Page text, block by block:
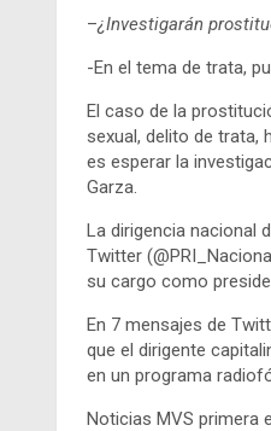
–¿Investigarán
-En el tema de trata,
El caso de la
sexual, delito de trata,
es esperar la
Garza.
La dirigencia nacional
Twitter
su cargo como
En 7 mensajes de
que el dirigente
en un programa
Noticias MVS primera